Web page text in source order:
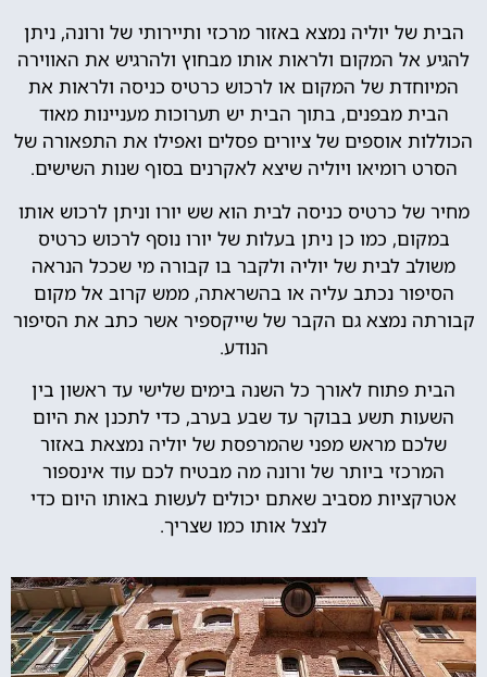
הבית של יוליה נמצא באזור מרכזי ותיירותי של ורונה, ניתן
להגיע אל המקום ולראות אותו מבחוץ ולהרגיש את האווירה
המיוחדת של המקום או לרכוש כרטיס כניסה ולראות את
הבית מבפנים, בתוך הבית יש תערוכות מעניינות מאוד
הכוללות אוספים של ציורים פסלים ואפילו את התפאורה של
הסרט רומיאו ויוליה שיצא לאקרנים בסוף שנות השישים.
מחיר של כרטיס כניסה לבית הוא שש יורו וניתן לרכוש אותו
במקום, כמו כן ניתן בעלות של יורו נוסף לרכוש כרטיס
משולב לבית של יוליה ולקבר בו קבורה מי שככל הנראה
הסיפור נכתב עליה או בהשראתה, ממש קרוב אל מקום
קבורתה נמצא גם הקבר של שייקספיר אשר כתב את הסיפור
הנודע.
הבית פתוח לאורך כל השנה בימים שלישי עד ראשון בין
השעות תשע בבוקר עד שבע בערב, כדי לתכנן את היום
שלכם מראש מפני שהמרפסת של יוליה נמצאת באזור
המרכזי ביותר של ורונה מה מבטיח לכם עוד אינספור
אטרקציות מסביב שאתם יכולים לעשות באותו היום כדי
לנצל אותו כמו שצריך.